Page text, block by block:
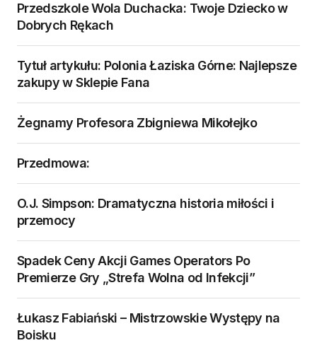
Przedszkole Wola Duchacka: Twoje Dziecko w
Dobrych Rękach
Tytuł artykułu: Polonia Łaziska Górne: Najlepsze
zakupy w Sklepie Fana
Żegnamy Profesora Zbigniewa Mikołejko
Przedmowa:
O.J. Simpson: Dramatyczna historia miłości i
przemocy
Spadek Ceny Akcji Games Operators Po
Premierze Gry „Strefa Wolna od Infekcji”
Łukasz Fabiański – Mistrzowskie Występy na
Boisku